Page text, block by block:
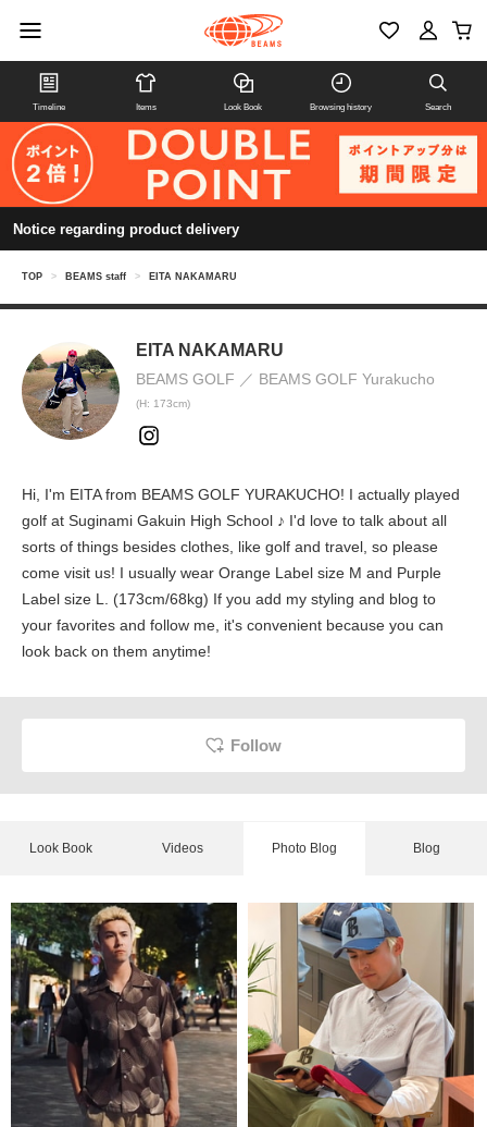
Timeline Items Look Book Browsing history Search
Notice regarding product delivery
TOP > BEAMS staff > EITA NAKAMARU
EITA NAKAMARU
BEAMS GOLF BEAMS GOLF Yurakucho
(H: 173cm)
Hi, I'm EITA from BEAMS GOLF YURAKUCHO! I actually played
golf at Suginami Gakuin High School ♪ I'd love to talk about all
sorts of things besides clothes, like golf and travel, so please
come visit us! I usually wear Orange Label size M and Purple
Label size L. (173cm/68kg) If you add my styling and blog to
your favorites and follow me, it's convenient because you can
look back on them anytime!
Follow
Look Book Videos Photo Blog Blog